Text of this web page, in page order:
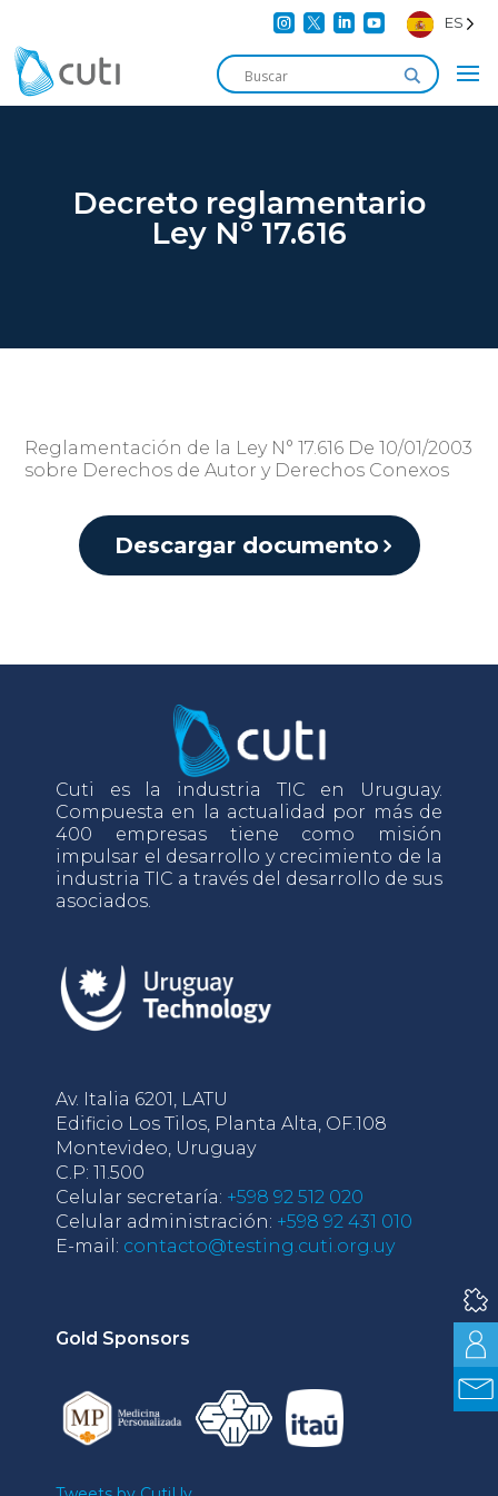
    ES
Decreto reglamentario
Ley Nº 17.616
Reglamentación de la Ley N° 17.616 De 10/01/2003
sobre Derechos de Autor y Derechos Conexos
Descargar documento
Cuti es la industria TIC en Uruguay.
Compuesta en la actualidad por más de
400 empresas tiene como misión
impulsar el desarrollo y crecimiento de la
industria TIC a través del desarrollo de sus
asociados.
Av. Italia 6201, LATU
Edificio Los Tilos, Planta Alta, OF.108
Montevideo, Uruguay
C.P: 11.500
Celular secretaría: +598 92 512 020
Celular administración: +598 92 431 010
E-mail: contacto@testing.cuti.org.uy
Gold Sponsors